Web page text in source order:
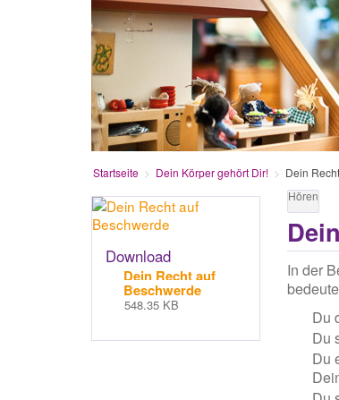
Startseite Dein Körper gehört Dir! Dein
Download
Dein Recht auf
Beschwerde
548.35 KB
Hören
In der
Du
Du
Du